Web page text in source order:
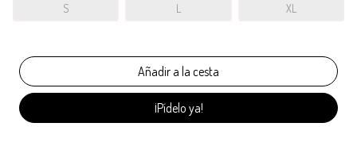
S L XL
¡Pídelo ya!